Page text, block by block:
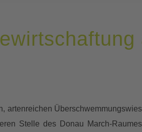
artenreichen
Stelle des Donau March-